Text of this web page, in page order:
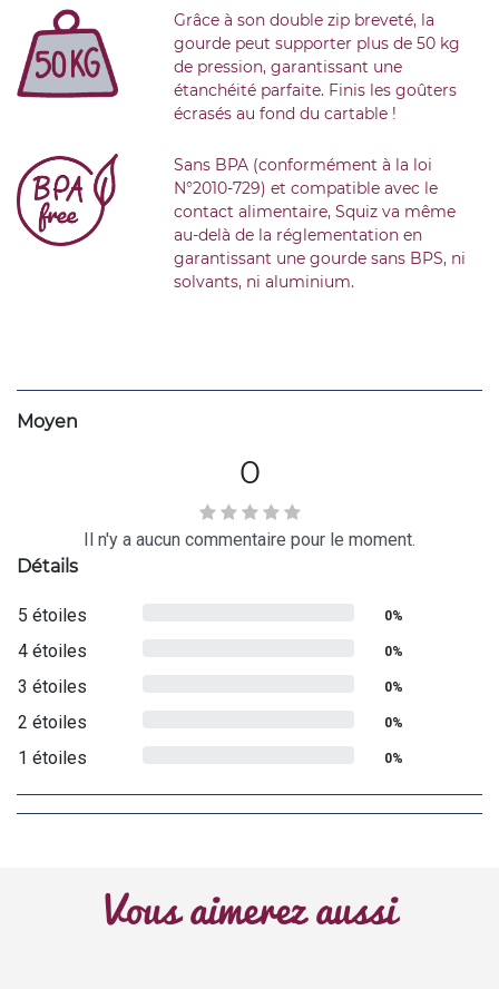
Grâce à son double zip breveté, la
gourde peut supporter plus de 50 kg
de pression, garantissant une
étanchéité parfaite. Finis les goûters
écrasés au fond du cartable !
Sans BPA (conformément à la loi
N°2010-729) et compatible avec le
contact alimentaire, Squiz va même
au-delà de la réglementation en
garantissant une gourde sans BPS, ni
solvants, ni aluminium.
Moyen
0
Il n'y a aucun commentaire pour le moment.
Détails
5 étoiles 0%
4 étoiles 0%
3 étoiles 0%
2 étoiles 0%
1 étoiles 0%
Vous aimerez aussi